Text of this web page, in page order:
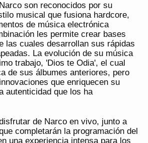
son reconocidos por su
musical que fusiona hardcore,
de música electrónica
les permite crear bases
las cuales desarrollan sus rápidas
La evolución de su música
trabajo, 'Dios te Odia', el cual
de sus álbumes anteriores, pero
que enriquecen su
autenticidad que los ha
de Narco en vivo, junto a
completarán la programación del
una experiencia intensa para los